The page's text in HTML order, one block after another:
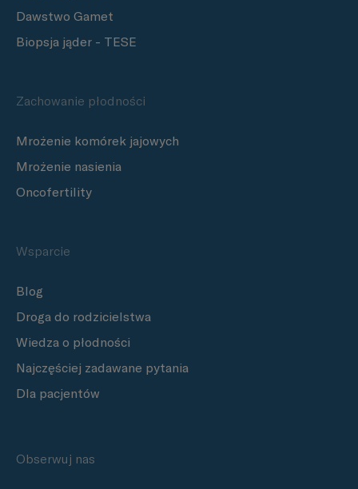
Dawstwo Gamet
Biopsja jąder - TESE
Zachowanie płodności
Mrożenie komórek jajowych
Mrożenie nasienia
Oncofertility
Wsparcie
Blog
Droga do rodzicielstwa
Wiedza o płodności
Najczęściej zadawane pytania
Dla pacjentów
Obserwuj nas